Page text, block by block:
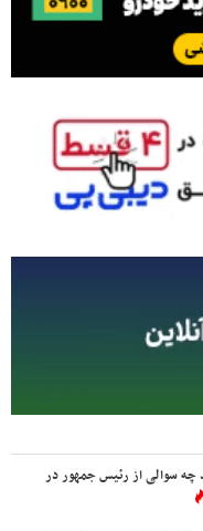
چه سوالی از رئیس جمهور در